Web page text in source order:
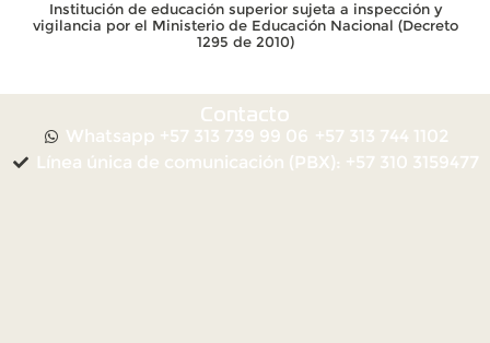
Institución de educación superior sujeta a inspección y
vigilancia por el Ministerio de Educación Nacional (Decreto
1295 de 2010)
Contacto
Whatsapp +57 313 739 99 06 +57 313 744 1102
Línea única de comunicación (PBX): +57 310 3159477